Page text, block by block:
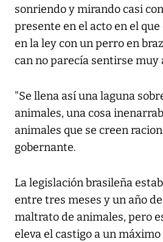
sonriendo y mirando casi
presente en el acto en el
en la ley con un perro en
can no parecía sentirse muy
"Se llena así una laguna
animales, una cosa
animales que se creen
gobernante.
La legislación brasileña
entre tres meses y un año
maltrato de animales, pero
eleva el castigo a un máximo